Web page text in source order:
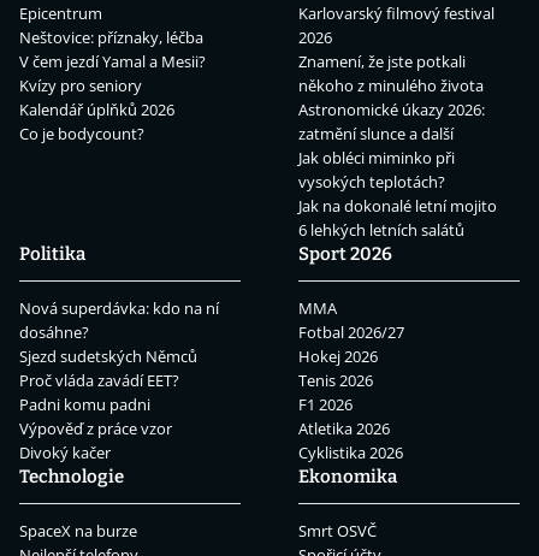
Epicentrum
Neštovice: příznaky, léčba
V čem jezdí Yamal a Mesii?
Kvízy pro seniory
Kalendář úplňků 2026
Co je bodycount?
Karlovarský filmový festival
2026
Znamení, že jste potkali
někoho z minulého života
Astronomické úkazy 2026:
zatmění slunce a další
Jak obléci miminko při
vysokých teplotách?
Jak na dokonalé letní mojito
6 lehkých letních salátů
Politika
Nová superdávka: kdo na ní
dosáhne?
Sjezd sudetských Němců
Proč vláda zavádí EET?
Padni komu padni
Výpověď z práce vzor
Divoký kačer
Sport 2026
MMA
Fotbal 2026/27
Hokej 2026
Tenis 2026
F1 2026
Atletika 2026
Cyklistika 2026
Technologie
SpaceX na burze
Ekonomika
Smrt OSVČ